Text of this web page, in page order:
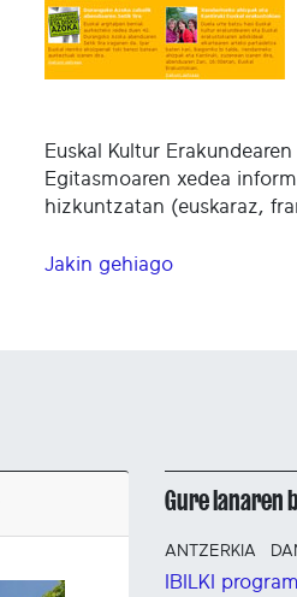
Euskal Kultur
Egitasmoaren xedea
hizkuntzatan (euskaraz,
Jakin gehiago
Gure lanaren
ANTZERKIA
IBILKI